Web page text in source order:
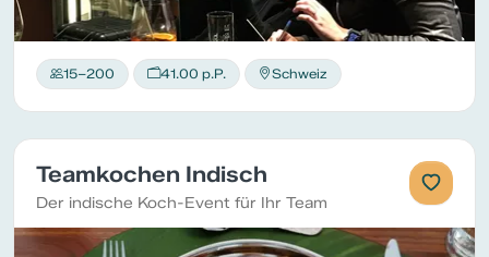
15–200 41.00 p.P. Schweiz
Teamkochen Indisch
Der indische Koch-Event für Ihr Team